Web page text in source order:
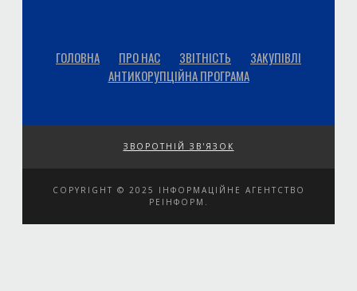
ГОЛОВНА ПРО НАС ЗВІТНІСТЬ
ЗАКУПІВЛІ
АНТИКОРУПЦІЙНА ПРОГРАМА
ЗВОРОТНІЙ ЗВ'ЯЗОК
COPYRIGHT © 2025 ІНФОРМАЦІЙНЕ АГЕНТСТВО
РЕІНФОРМ.